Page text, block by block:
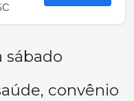
sábado
convênio